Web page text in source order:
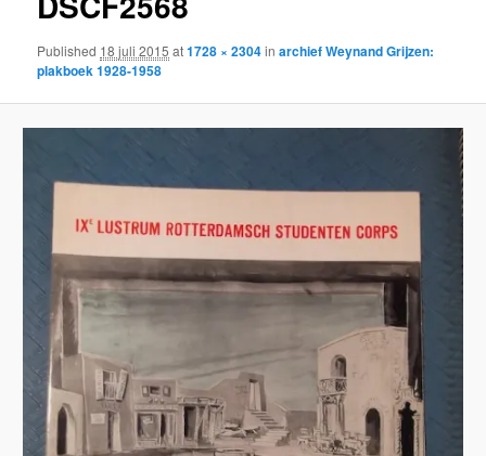
Published 18 juli 2015 at1728 × 2304inarchief Weynand Grijzen:
plakboek 1928-1958